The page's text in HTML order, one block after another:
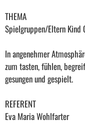
THEMA
Spielgruppen/Eltern Kind
In angenehmer
zum tasten, fühlen,
gesungen und gespielt.
REFERENT
Eva Maria Wohlfarter